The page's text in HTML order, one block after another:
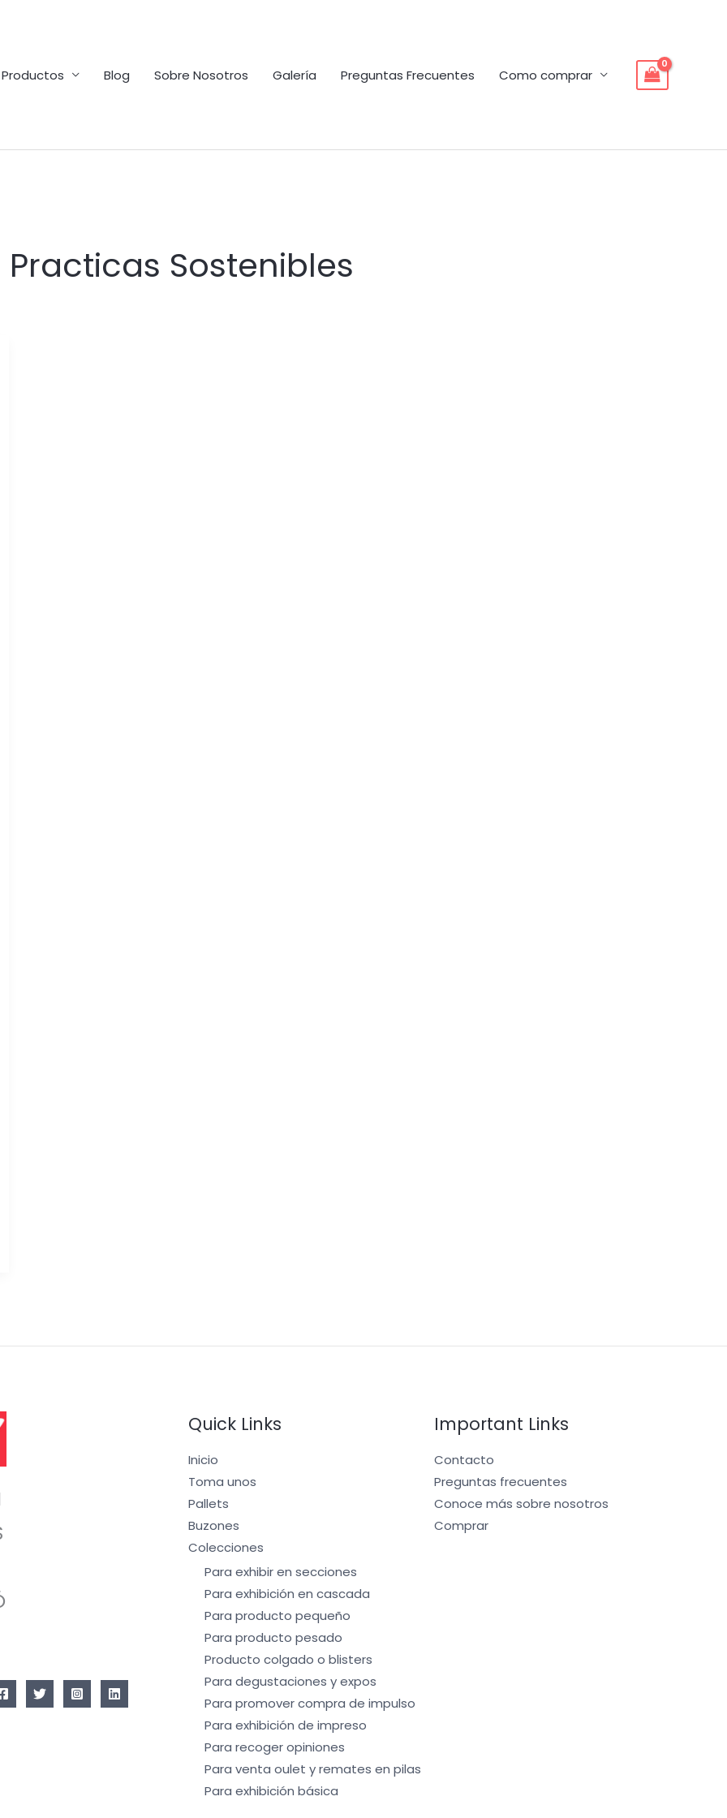
Productos
Blog Sobre Nosotros Galería Preguntas Frecuentes Como comprar
Practicas Sostenibles
Quick Links
Inicio
Toma unos
Pallets
Buzones
Colecciones
Para exhibir en secciones
Para exhibición en cascada
Para producto pequeño
Para producto pesado
Producto colgado o blisters
Para degustaciones y expos
Para promover compra de impulso
Para exhibición de impreso
Para recoger opiniones
Para venta oulet y remates en pilas
Para exhibición básica
Important Links
Contacto
Preguntas frecuentes
Conoce más sobre nosotros
Comprar